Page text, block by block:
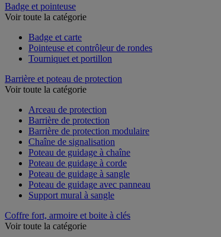
Badge et pointeuse
Voir toute la catégorie
Badge et carte
Pointeuse et contrôleur de rondes
Tourniquet et portillon
Barrière et poteau de protection
Voir toute la catégorie
Arceau de protection
Barrière de protection
Barrière de protection modulaire
Chaîne de signalisation
Poteau de guidage à chaîne
Poteau de guidage à corde
Poteau de guidage à sangle
Poteau de guidage avec panneau
Support mural à sangle
Coffre fort, armoire et boite à clés
Voir toute la catégorie